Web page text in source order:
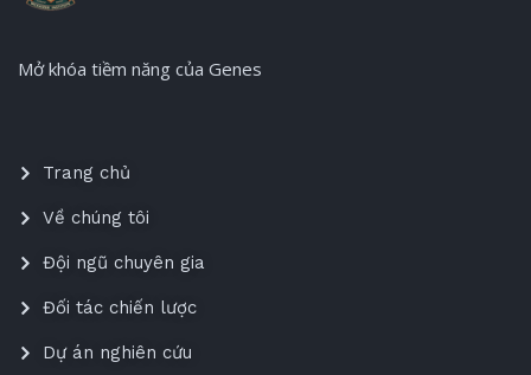
Mở khóa tiềm năng của Genes
Trang chủ
Về chúng tôi
Đội ngũ chuyên gia
Đối tác chiến lược
Dự án nghiên cứu